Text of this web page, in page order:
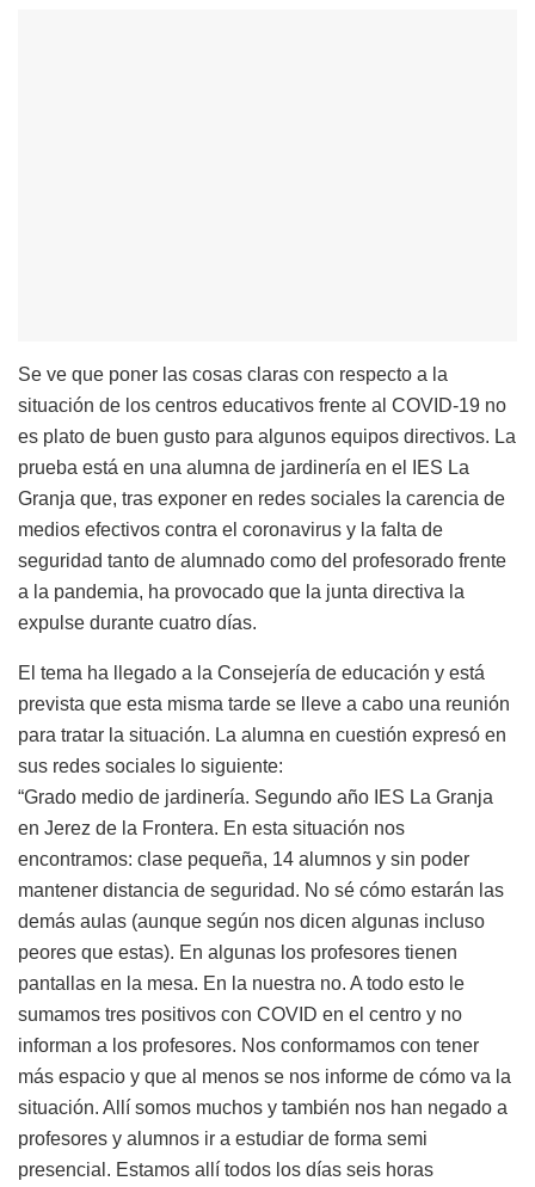
Se ve que poner las cosas claras con respecto a la
situación de los centros educativos frente al COVID-19 no
es plato de buen gusto para algunos equipos directivos. La
prueba está en una alumna de jardinería en el IES La
Granja que, tras exponer en redes sociales la carencia de
medios efectivos contra el coronavirus y la falta de
seguridad tanto de alumnado como del profesorado frente
a la pandemia, ha provocado que la junta directiva la
expulse durante cuatro días.
El tema ha llegado a la Consejería de educación y está
prevista que esta misma tarde se lleve a cabo una reunión
para tratar la situación. La alumna en cuestión expresó en
sus redes sociales lo siguiente:
“Grado medio de jardinería. Segundo año IES La Granja
en Jerez de la Frontera. En esta situación nos
encontramos: clase pequeña, 14 alumnos y sin poder
mantener distancia de seguridad. No sé cómo estarán las
demás aulas (aunque según nos dicen algunas incluso
peores que estas). En algunas los profesores tienen
pantallas en la mesa. En la nuestra no. A todo esto le
sumamos tres positivos con COVID en el centro y no
informan a los profesores. Nos conformamos con tener
más espacio y que al menos se nos informe de cómo va la
situación. Allí somos muchos y también nos han negado a
profesores y alumnos ir a estudiar de forma semi
presencial. Estamos allí todos los días seis horas